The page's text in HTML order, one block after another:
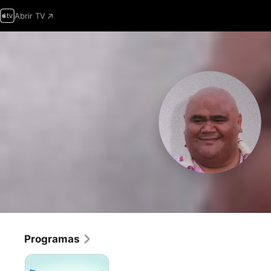
Abrir TV
Programas
Hawaii
Five-